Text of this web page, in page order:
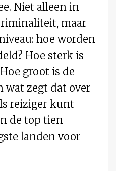
Niet alleen in
maar
hoe worden
Hoe sterk is
groot is de
wat zegt dat over
reiziger kunt
de top tien
landen voor